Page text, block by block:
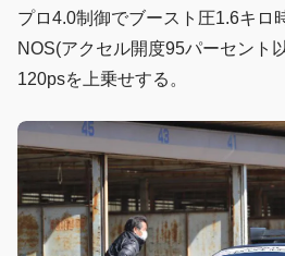
プロ4.0制御でブースト圧1.6キロ
NOS(アクセル開度95パーセント
120psを上乗せする。